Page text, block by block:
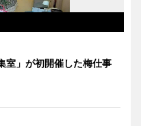
室」が初開催した梅仕事